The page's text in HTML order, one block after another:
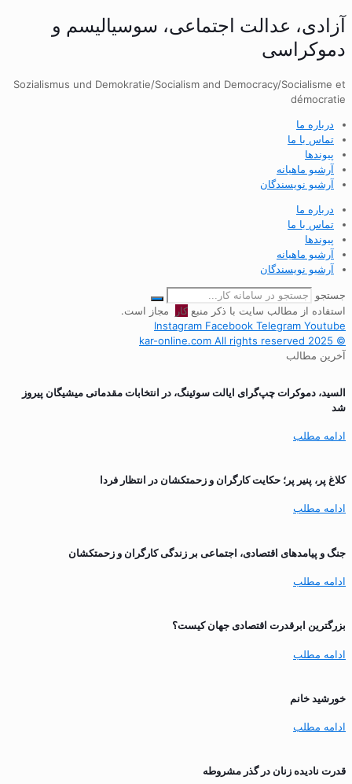
آزادی، عدالت اجتماعی، سوسیالیسم و
دموکراسی
Sozialismus und Demokratie/Socialism and Democracy/Socialisme et
démocratie
درباره ما
تماس با ما
پیوندها
آرشیو ماهیانه
آرشیو نویسندگان
درباره ما
تماس با ما
پیوندها
آرشیو ماهیانه
آرشیو نویسندگان
جستجو
استفاده از مطالب سایت با ذکر منبعکار
مجاز است.
Instagram Facebook Telegram Youtube
© 2025 kar-online.com All rights reserved
آخرین مطالب
السید، دموکرات چپ‌گرای ایالت سوئینگ، در انتخابات مقدماتی میشیگان پیروز
شد
ادامه مطلب
کلاغ پر، پنیر پر؛ حکایت کارگران و زحمتکشان در انتظار فردا
ادامه مطلب
جنگ و پیامدهای اقتصادی، اجتماعی بر زندگی کارگران و زحمتکشان
ادامه مطلب
بزرگترین ابرقدرت اقتصادی جهان کیست؟
ادامه مطلب
خورشید خانم
ادامه مطلب
قدرت نادیده زنان در گذر مشروطه